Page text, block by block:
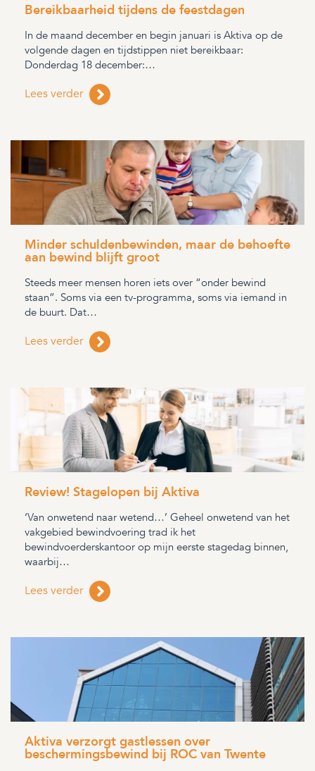
Bereikbaarheid tijdens de feestdagen
In de maand december en begin januari is Aktiva op de
volgende dagen en tijdstippen niet bereikbaar:
Donderdag 18 december:…
Lees verder
Minder schuldenbewinden, maar de behoefte
aan bewind blijft groot
Steeds meer mensen horen iets over “onder bewind
staan”. Soms via een tv-programma, soms via iemand in
de buurt. Dat…
Lees verder
Review! Stagelopen bij Aktiva
‘Van onwetend naar wetend…’ Geheel onwetend van het
vakgebied bewindvoering trad ik het
bewindvoerderskantoor op mijn eerste stagedag binnen,
waarbij…
Lees verder
Aktiva verzorgt gastlessen over
beschermingsbewind bij ROC van Twente